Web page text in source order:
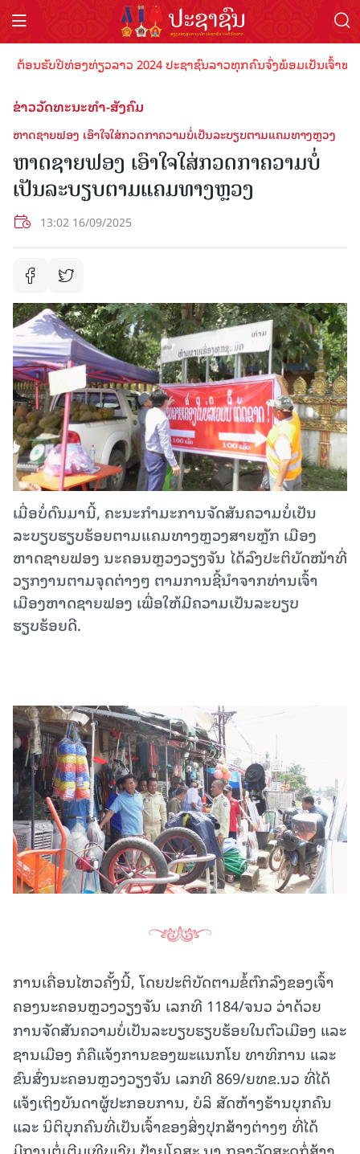
ອນຮັບປີທ່ອງທ່ຽວລາວ 2024 ປະຊາຊົນລາວທຸກຄົນຈົ່ງພ້ອມເປັນເຈົ້າພາ
ຂ່າວວັດທະນະທຳ-ສັງຄົມ
ຫາດຊາຍຟອງ ເອົາໃຈໃສ່ກວດກາຄວາມບໍ່ເປັນລະບຽບຕາມແຄມທາງຫຼວງ
ຫາດຊາຍຟອງ ເອົາໃຈໃສ່ກວດກາຄວາມບໍ່
ເປັນລະບຽບຕາມແຄມທາງຫຼວງ
13:02 16/09/2025
ເມື່ອບໍ່ດົນມານີ້, ຄະນະກໍາມະການຈັດສັນຄວາມບໍ່ເປັນ
ລະບຽບຮຽບຮ້ອຍຕາມແຄມທາງຫຼວງສາຍຫຼັກ ເມືອງ
ຫາດຊາຍຟອງ ນະຄອນຫຼວງວຽງຈັນ ໄດ້ລົງປະຕິບັດໜ້າທີ່
ວຽກງານຕາມຈຸດຕ່າງໆ ຕາມການຊີ້ນໍາຈາກທ່ານເຈົ້າ
ເມືອງຫາດຊາຍຟອງ ເພື່ອໃຫ້ມີຄວາມເປັນລະບຽບ
ຮຽບຮ້ອຍດີ.
ການເຄື່ອນໄຫວຄັ້ງນີ້, ໂດຍປະຕິບັດຕາມຂໍ້ຕົກລົງຂອງເຈົ້າ
ຄອງນະຄອນຫຼວງວຽງຈັນ ເລກທີ 1184/ຈນວ ວ່າດ້ວຍ
ການຈັດສັນຄວາມບໍ່ເປັນລະບຽບຮຽບຮ້ອຍໃນຕົວເມືອງ ແລະ
ຊານເມືອງ ກໍຄືແຈ້ງການຂອງພະແນກໂຍ ທາທິການ ແລະ
ຂົນສົ່ງນະຄອນຫຼວງວຽງຈັນ ເລກທີ 869/ຍທຂ.ນວ ທີ່ໄດ້
ແຈ້ງເຖິງບັນດາຜູ້ປະກອບການ, ບໍລິ ສັດຫ້າງຮ້ານບຸກຄົນ
ແລະ ນິຕິບຸກຄົນທີ່ເປັນເຈົ້າຂອງສິ່ງປຸກສ້າງຕ່າງໆ ທີ່ໄດ້